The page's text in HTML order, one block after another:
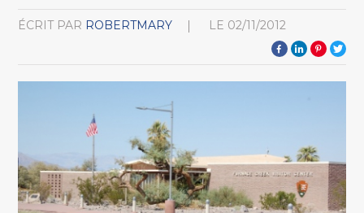
ÉCRIT PAR ROBERTMARY LE 02/11/2012